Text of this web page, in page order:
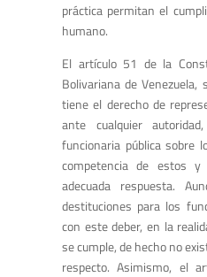
práctica permitan el
humano.
El artículo 51 de la
Bolivariana de Venezuela,
tiene el derecho de
ante cualquier
funcionaria pública sobre
competencia de estos
adecuada respuesta.
destituciones para los
con este deber, en la
se cumple, de hecho no
respecto. Asimismo, el